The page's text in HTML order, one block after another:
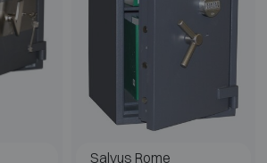
Salvus Rome